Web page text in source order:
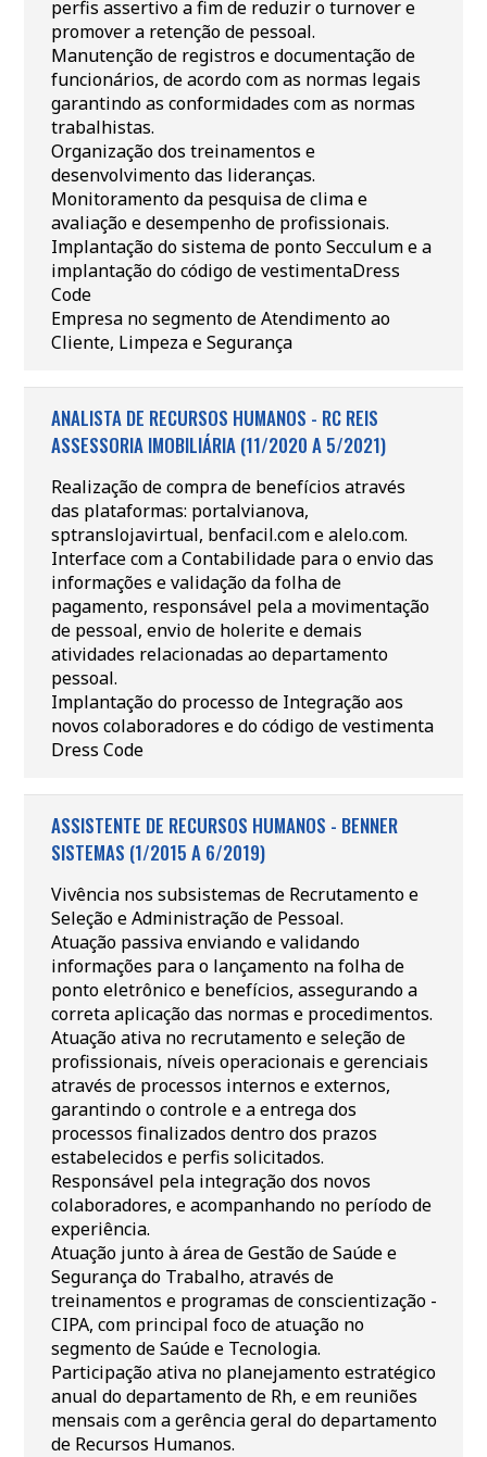
perfis assertivo a fim de reduzir o turnover e
promover a retenção de pessoal.
Manutenção de registros e documentação de
funcionários, de acordo com as normas legais
garantindo as conformidades com as normas
trabalhistas.
Organização dos treinamentos e
desenvolvimento das lideranças.
Monitoramento da pesquisa de clima e
avaliação e desempenho de profissionais.
Implantação do sistema de ponto Secculum e a
implantação do código de vestimentaDress
Code
Empresa no segmento de Atendimento ao
Cliente, Limpeza e Segurança
ANALISTA DE RECURSOS HUMANOS - RC REIS
ASSESSORIA IMOBILIÁRIA (11/2020 A 5/2021)
Realização de compra de benefícios através
das plataformas: portalvianova,
sptranslojavirtual, benfacil.com e alelo.com.
Interface com a Contabilidade para o envio das
informações e validação da folha de
pagamento, responsável pela a movimentação
de pessoal, envio de holerite e demais
atividades relacionadas ao departamento
pessoal.
Implantação do processo de Integração aos
novos colaboradores e do código de vestimenta
Dress Code
ASSISTENTE DE RECURSOS HUMANOS - BENNER
SISTEMAS (1/2015 A 6/2019)
Vivência nos subsistemas de Recrutamento e
Seleção e Administração de Pessoal.
Atuação passiva enviando e validando
informações para o lançamento na folha de
ponto eletrônico e benefícios, assegurando a
correta aplicação das normas e procedimentos.
Atuação ativa no recrutamento e seleção de
profissionais, níveis operacionais e gerenciais
através de processos internos e externos,
garantindo o controle e a entrega dos
processos finalizados dentro dos prazos
estabelecidos e perfis solicitados.
Responsável pela integração dos novos
colaboradores, e acompanhando no período de
experiência.
Atuação junto à área de Gestão de Saúde e
Segurança do Trabalho, através de
treinamentos e programas de conscientização -
CIPA, com principal foco de atuação no
segmento de Saúde e Tecnologia.
Participação ativa no planejamento estratégico
anual do departamento de Rh, e em reuniões
mensais com a gerência geral do departamento
de Recursos Humanos.